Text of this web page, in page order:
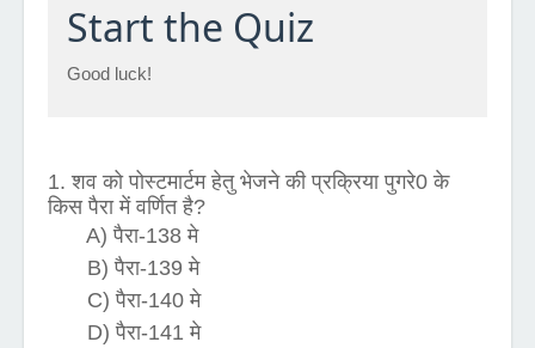
Start the Quiz
Good luck!
1. शव को पोस्टमार्टम हेतु भेजने की प्रक्रिया पुगरे0 के
किस पैरा में वर्णित है?
A) पैरा-138 मे
B) पैरा-139 मे
C) पैरा-140 मे
D) पैरा-141 मे